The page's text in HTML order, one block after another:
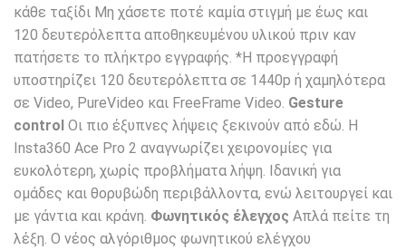
κάθε ταξίδι Μη χάσετε ποτέ καμία στιγμή με έως και
120 δευτερόλεπτα αποθηκευμένου υλικού πριν καν
πατήσετε το πλήκτρο εγγραφής. *Η προεγγραφή
υποστηρίζει 120 δευτερόλεπτα σε 1440p ή χαμηλότερα
σε Video, PureVideo και FreeFrame Video. Gesture
control Οι πιο έξυπνες λήψεις ξεκινούν από εδώ. Η
Insta360 Ace Pro 2 αναγνωρίζει χειρονομίες για
ευκολότερη, χωρίς προβλήματα λήψη. Ιδανική για
ομάδες και θορυβώδη περιβάλλοντα, ενώ λειτουργεί και
με γάντια και κράνη. Φωνητικός έλεγχος Απλά πείτε τη
λέξη. Ο νέος αλγόριθμος φωνητικού ελέγχου